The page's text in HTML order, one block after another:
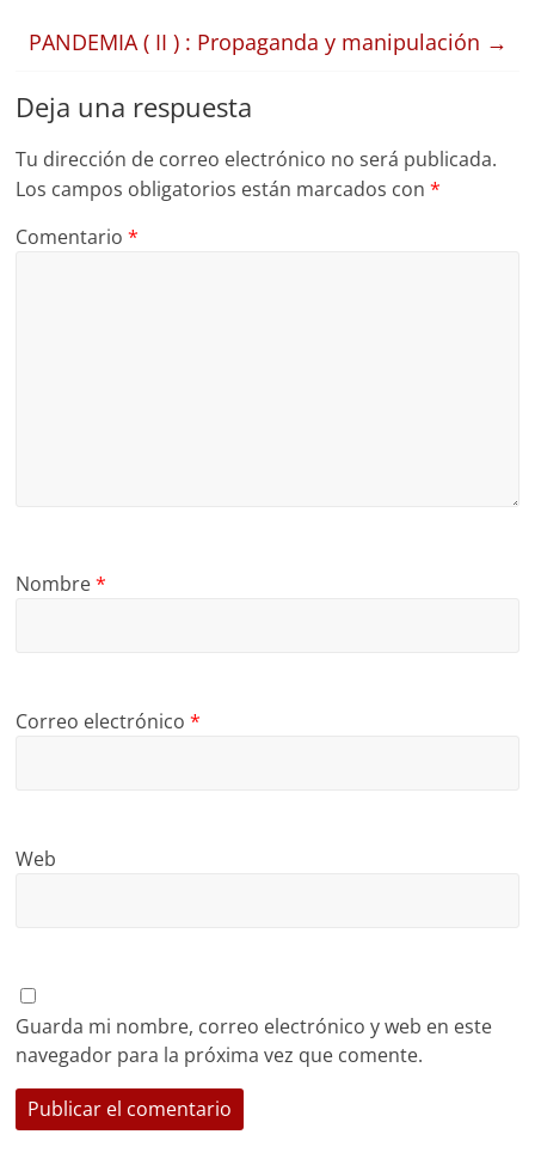
PANDEMIA ( II ) : Propaganda y manipulación →
Deja una respuesta
Tu dirección de correo electrónico no será publicada.
Los campos obligatorios están marcados con*
Comentario*
Nombre*
Correo electrónico*
Web
Guarda mi nombre, correo electrónico y web en este
navegador para la próxima vez que comente.